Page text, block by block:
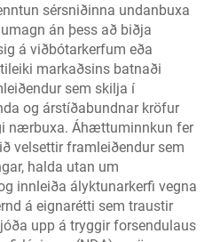
sérsniðinna undanbuxa
án þess að biðja
á viðbótarkerfum eða
markaðsins batnaði
sem skilja í
og árstíðabundnar kröfur
nærbuxa. Áhættuminnkun fer
velsettir framleiðendur sem
halda utan um
innleiða ályktunarkerfi vegna
á eignarétti sem traustir
upp á tryggir forsendulaus